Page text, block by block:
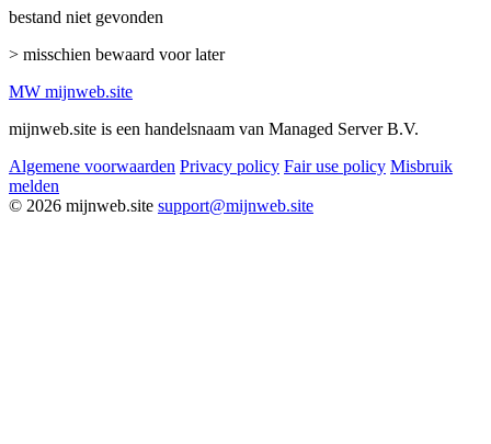
bestand niet gevonden
> misschien bewaard voor later
MW mijnweb.site
mijnweb.site is een handelsnaam van Managed Server B.V.
Algemene voorwaarden Privacy policy Fair use policy Misbruik
melden
© 2026 mijnweb.site support@mijnweb.site